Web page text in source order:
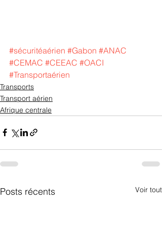
#sécuritéaérien #Gabon #ANAC
#CEMAC #CEEAC #OACI
#Transportaérien
Transports
Transport aérien
Afrique centrale
Posts récents Voir tout